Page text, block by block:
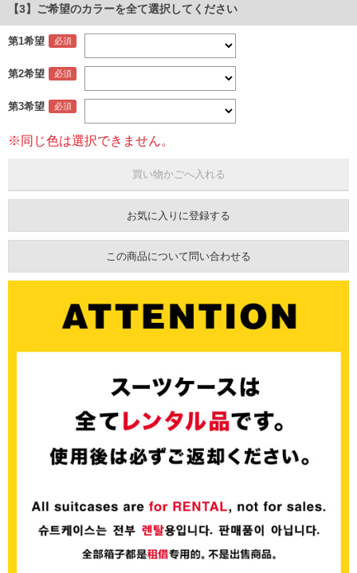
【3】ご希望のカラーを全て選択してください
第1希望
第2希望
第3希望
※同じ色は選択できません。
お気に入りに登録する
この商品について問い合わせる